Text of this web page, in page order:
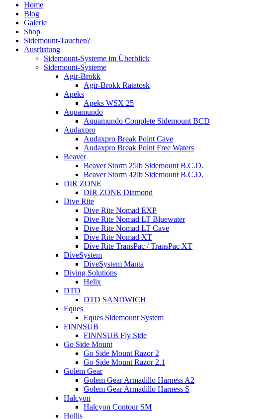
Home
Blog
Galerie
Shop
Sidemount-Tauchen?
Ausrüstung
Sidemount-Systeme im Überblick
Sidemount-Systeme
Agir-Brokk
Agir-Brokk Ratatosk
Apeks
Apeks WSX 25
Aquamundo
Aquamundo Complete Sidemount BCD
Audaxpro
Audaxpro Break Point Cave
Audaxpro Break Point Free Waters
Beaver
Beaver Storm 25lb Sidemount B.C.D.
Beaver Storm 42lb Sidemount B.C.D.
DIR ZONE
DIR ZONE Diamond
Dive Rite
Dive Rite Nomad EXP
Dive Rite Nomad LT Bluewater
Dive Rite Nomad LT Cave
Dive Rite Nomad XT
Dive Rite TransPac / TransPac XT
DiveSystem
DiveSystem Manta
Diving Solutions
Helix
DTD
DTD SANDWICH
Eques
Eques Sidemount System
FINNSUB
FINNSUB Fly Side
Go Side Mount
Go Side Mount Razor 2
Go Side Mount Razor 2.1
Golem Gear
Golem Gear Armadillo Harness A2
Golem Gear Armadillo Harness S
Halcyon
Halcyon Contour SM
Hollis